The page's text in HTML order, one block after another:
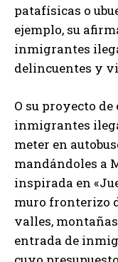
patafísicas o
ejemplo, su
inmigrantes
delincuentes y
O su proyecto
inmigrantes
meter en
mandándoles a
inspirada en
muro fronterizo
valles,
entrada de